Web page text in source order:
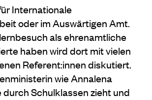
Internationale
oder im Auswärtigen Amt.
als ehrenamtliche
haben wird dort mit vielen
Referent:innen diskutiert.
wie Annalena
durch Schulklassen zieht und